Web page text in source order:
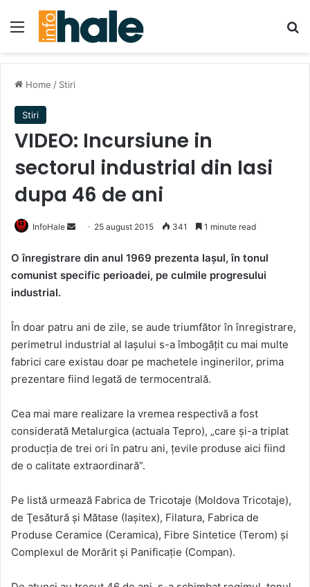
Menu
Home / Stiri
Stiri
VIDEO: Incursiune in
sectorul industrial din Iasi
dupa 46 de ani
InfoHale
Send
email
25 august 2015 341 1 minute read
O înregistrare din anul 1969 prezenta Iaşul, în tonul
comunist specific perioadei, pe culmile progresului
industrial.
În doar patru ani de zile, se aude triumfător în înregistrare,
perimetrul industrial al Iaşului s-a îmbogăţit cu mai multe
fabrici care existau doar pe machetele inginerilor, prima
prezentare fiind legată de termocentrală.
Cea mai mare realizare la vremea respectivă a fost
considerată Metalurgica (actuala Tepro), „care şi-a triplat
producţia de trei ori în patru ani, ţevile produse aici fiind
de o calitate extraordinară”.
Pe listă urmează Fabrica de Tricotaje (Moldova Tricotaje),
de Ţesătură şi Mătase (Iaşitex), Filatura, Fabrica de
Produse Ceramice (Ceramica), Fibre Sintetice (Terom) şi
Complexul de Morărit şi Panificaţie (Compan).